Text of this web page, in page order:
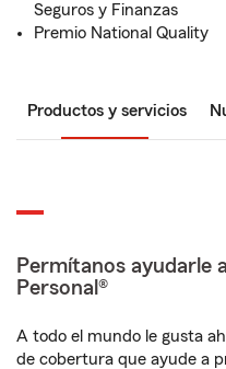
Seguros y Finanzas
Premio National Quality
Productos y servicios
Permítanos ayudarle
Personal®
A todo el mundo le gusta
de cobertura que ayude a